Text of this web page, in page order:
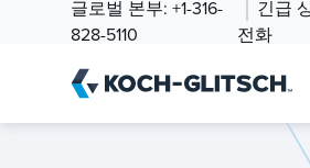
글로벌 본부: +1-316-
828-5110
긴급
전화